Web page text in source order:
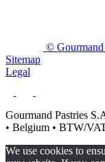
© Gourmand
Sitemap
Legal
Gourmand Pastries
• Belgium • BTW/
We use cookies to